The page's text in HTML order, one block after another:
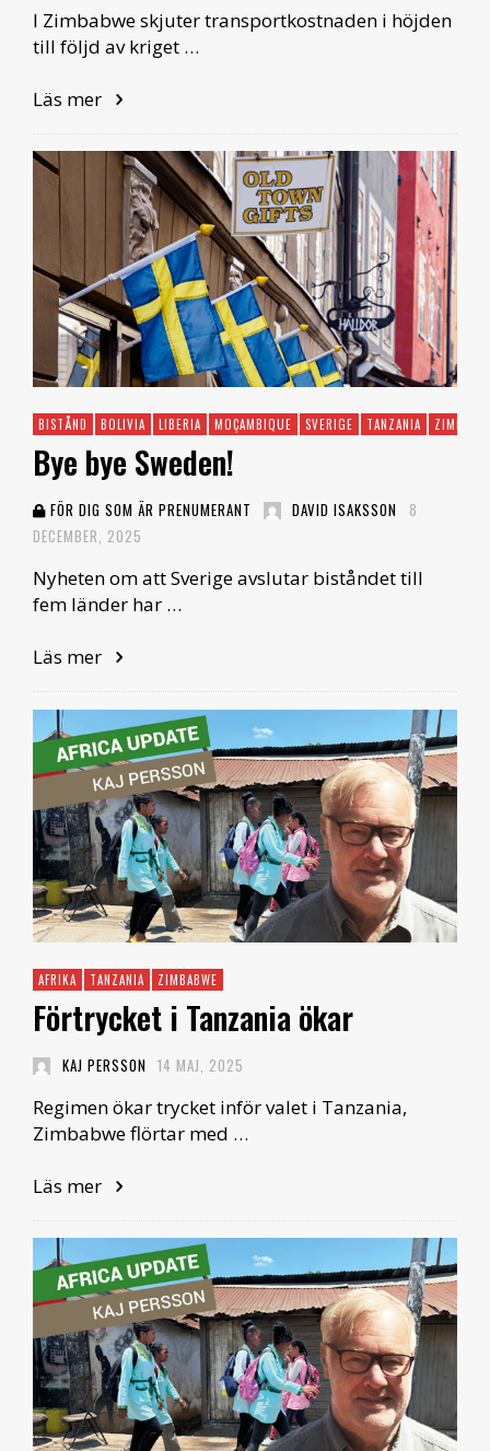
I Zimbabwe skjuter transportkostnaden i höjden
till följd av kriget …
Läs mer
BISTÅND BOLIVIA LIBERIA MOÇAMBIQUE SVERIGE TANZANIA
Bye bye Sweden!
FÖR DIG SOM ÄR PRENUMERANT DAVID ISAKSSON
8
DECEMBER, 2025
Nyheten om att Sverige avslutar biståndet till
fem länder har …
Läs mer
AFRIKA TANZANIA ZIMBABWE
Förtrycket i Tanzania ökar
KAJ PERSSON 14 MAJ, 2025
Regimen ökar trycket inför valet i Tanzania,
Zimbabwe flörtar med …
Läs mer